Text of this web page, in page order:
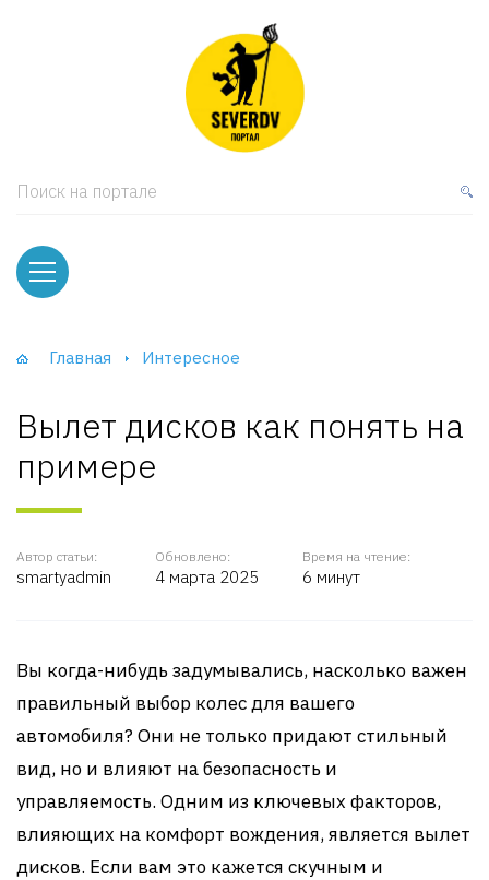
Поиск на портале
Главная Интересное
Вылет дисков как понять на
примере
Автор статьи:
smartyadmin
Обновлено:
4 марта 2025
Время на чтение:
6 минут
Вы когда-нибудь задумывались, насколько важен
правильный выбор колес для вашего
автомобиля? Они не только придают стильный
вид, но и влияют на безопасность и
управляемость. Одним из ключевых факторов,
влияющих на комфорт вождения, является вылет
дисков. Если вам это кажется скучным и
и тумбы